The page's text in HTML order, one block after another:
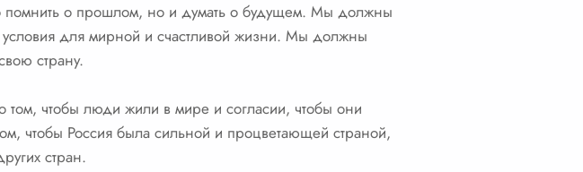
помнить о прошлом, но и думать о будущем. Мы должны
для мирной и счастливой жизни. Мы должны
страну.
чтобы люди жили в мире и согласии, чтобы они
чтобы Россия была сильной и процветающей страной,
стран.